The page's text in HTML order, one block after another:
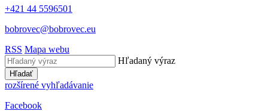
+421 44 5596501
bobrovec@bobrovec.eu
RSS Mapa webu
Hľadaný výraz
Hľadať
rozšírené vyhľadávanie
Facebook